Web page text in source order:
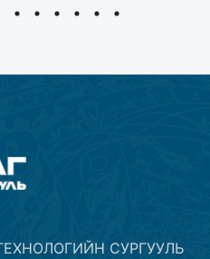
3 4 5 6 7 8
СУРГУУЛЬ